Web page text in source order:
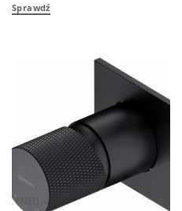
Sprawdź